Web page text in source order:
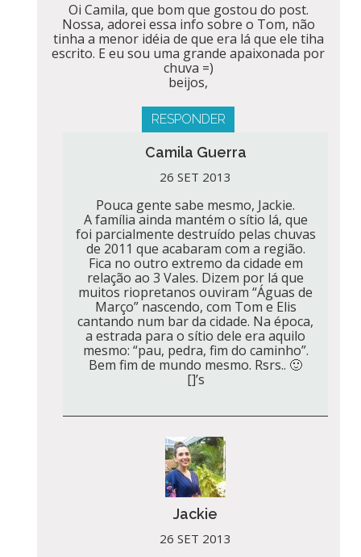
Oi Camila, que bom que gostou do post.
Nossa, adorei essa info sobre o Tom, não
tinha a menor idéia de que era lá que ele tiha
escrito. E eu sou uma grande apaixonada por
chuva =)
beijos,
RESPONDER
Camila Guerra
26 SET 2013
Pouca gente sabe mesmo, Jackie.
A família ainda mantém o sítio lá, que
foi parcialmente destruído pelas chuvas
de 2011 que acabaram com a região.
Fica no outro extremo da cidade em
relação ao 3 Vales. Dizem por lá que
muitos riopretanos ouviram “Águas de
Março” nascendo, com Tom e Elis
cantando num bar da cidade. Na época,
a estrada para o sítio dele era aquilo
mesmo: “pau, pedra, fim do caminho”.
Bem fim de mundo mesmo. Rsrs.. 🙂
[]’s
Jackie
26 SET 2013